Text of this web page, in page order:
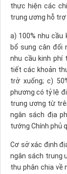
thực hiện các
trung ương hỗ trợ
a) 100% nhu
bổ sung cân đối
nhu cầu kinh phí
tiết các khoản
trở xuống; c)
phương có tỷ lệ
trung ương từ
ngân sách địa
tướng Chính phủ
Cơ sở xác định
ngân sách trung
thu phân chia về